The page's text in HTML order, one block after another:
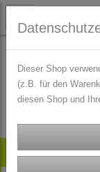
Es wurden
Dieser Shop
(z.B. für den
diesen Shop und